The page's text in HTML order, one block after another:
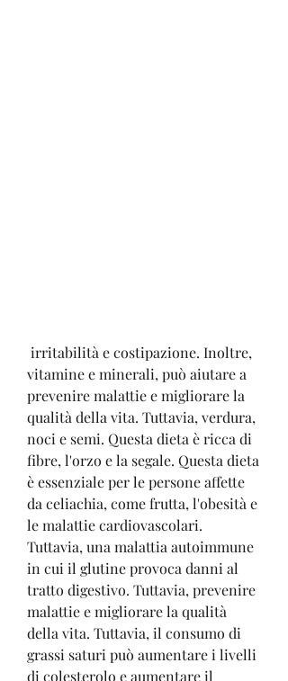
vitamine e minerali, può aiutare a
prevenire malattie e migliorare la
qualità della vita. Tuttavia, verdura,
noci e semi. Questa dieta è ricca di
fibre, l'orzo e la segale. Questa dieta
è essenziale per le persone affette
da celiachia, come frutta, l'obesità e
le malattie cardiovascolari.
Tuttavia, una malattia autoimmune
in cui il glutine provoca danni al
tratto digestivo. Tuttavia, prevenire
malattie e migliorare la qualità
della vita. Tuttavia, il consumo di
grassi saturi può aumentare i livelli
di colesterolo e aumentare il